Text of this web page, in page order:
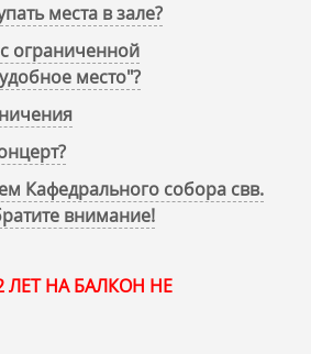
места в зале?
ограниченной
место"?
Кафедрального собора свв.
внимание!
НА БАЛКОН НЕ